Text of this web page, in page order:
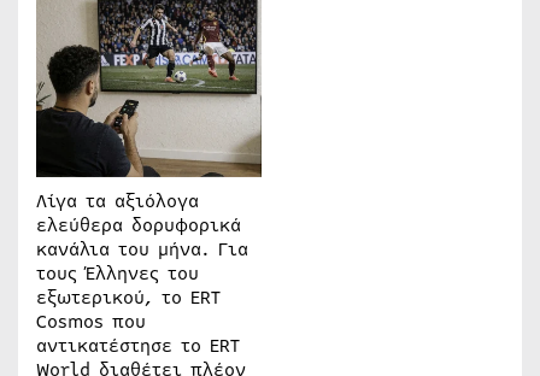
Λίγα τα αξιόλογα
ελεύθερα δορυφορικά
κανάλια του μήνα. Για
τους Έλληνες του
εξωτερικού, το ERT
Cosmos που
αντικατέστησε το ERT
World διαθέτει πλέον